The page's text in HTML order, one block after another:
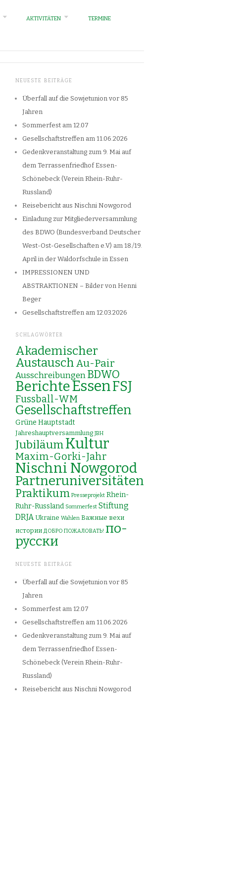
AKTIVITÄTEN TERMINE
NEUESTE BEITRÄGE
Überfall auf die Sowjetunion vor 85
Jahren
Sommerfest am 12.07
Gesellschaftstreffen am 11.06.2026
Gedenkveranstaltung zum 9. Mai auf
dem Terrassenfriedhof Essen-
Schönebeck (Verein Rhein-Ruhr-
Russland)
Reisebericht aus Nischni Nowgorod
Einladung zur Mitgliederversammlung
des BDWO (Bundesverband Deutscher
West-Ost-Gesellschaften e.V) am 18./19.
April in der Waldorfschule in Essen
IMPRESSIONEN UND
ABSTRAKTIONEN – Bilder von Henni
Beger
Gesellschaftstreffen am 12.03.2026
SCHLAGWÖRTER
Akademischer
AustauschAu-Pair
AusschreibungenBDWO
BerichteEssenFSJ
Fussball-WM
Gesellschaftstreffen
Grüne Hauptstadt
Jahreshauptversammlung JBH
JubiläumKultur
Maxim-Gorki-Jahr
Nischni Nowgorod
Partneruniversitäten
Praktikum Presseprojekt Rhein-
Ruhr-Russland Sommerfest Stiftung
DRJA Ukraine Wahlen Важные вехи
истории ДОБРО ПОЖАЛОВАТЬ! по-
русски
NEUESTE BEITRÄGE
Überfall auf die Sowjetunion vor 85
Jahren
Sommerfest am 12.07
Gesellschaftstreffen am 11.06.2026
Gedenkveranstaltung zum 9. Mai auf
dem Terrassenfriedhof Essen-
Schönebeck (Verein Rhein-Ruhr-
Russland)
Reisebericht aus Nischni Nowgorod